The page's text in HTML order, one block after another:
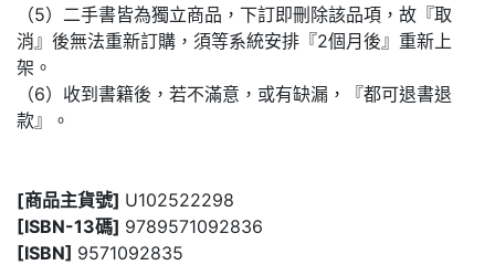
（5）二手書皆為獨立商品，下訂即刪除該品項，故『取
消』後無法重新訂購，須等系統安排『2個月後』重新上
架。
（6）收到書籍後，若不滿意，或有缺漏，『都可退書退
款』。
[商品主貨號] U102522298
[ISBN-13碼] 9789571092836
[ISBN] 9571092835